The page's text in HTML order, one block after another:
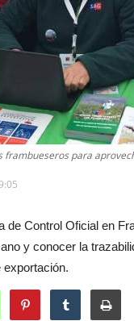
para
de Control Oficial en
y conocer la